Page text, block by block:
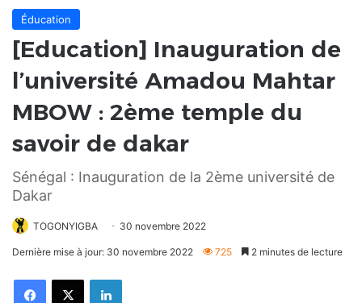
Éducation
[Education] Inauguration de
l’université Amadou Mahtar
MBOW : 2ème temple du
savoir de dakar
Sénégal : Inauguration de la 2ème université de
Dakar
TOGONYIGBA 30 novembre 2022
Dernière mise à jour: 30 novembre 2022 725 2 minutes de lecture
FacebookX Linkedin